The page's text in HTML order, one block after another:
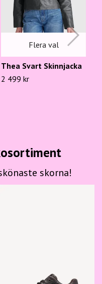
Flera val
Thea Svart Skinnjacka
2 499 kr
skorna!